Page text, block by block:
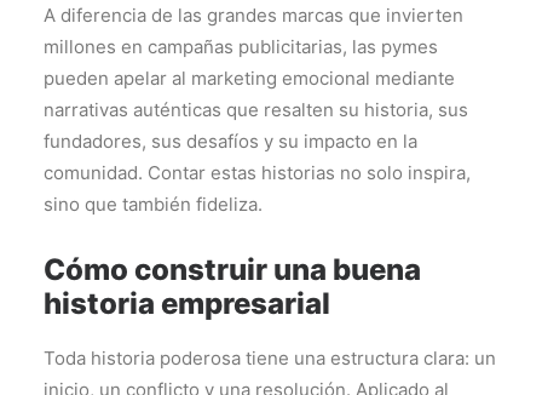
A diferencia de las grandes marcas que invierten
millones en campañas publicitarias, las pymes
pueden apelar al marketing emocional mediante
narrativas auténticas que resalten su historia, sus
fundadores, sus desafíos y su impacto en la
comunidad. Contar estas historias no solo inspira,
sino que también fideliza.
Cómo construir una buena
historia empresarial
Toda historia poderosa tiene una estructura clara: un
inicio, un conflicto y una resolución. Aplicado al